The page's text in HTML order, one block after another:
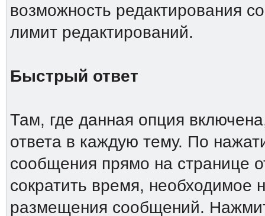
возможность редактирования
лимит редактирований.
Быстрый ответ
Там, где данная опция
ответа в каждую тему. По
сообщения прямо на странице
сократить время, необходимое
размещения сообщений.